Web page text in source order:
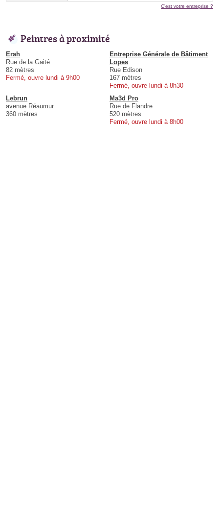
C'est votre entreprise ?
Peintres à proximité
Erah
Rue de la Gaité
82 mètres
Fermé, ouvre lundi à 9h00
Entreprise Générale de Bâtiment
Lopes
Rue Edison
167 mètres
Fermé, ouvre lundi à 8h30
Lebrun
avenue Réaumur
360 mètres
Ma3d Pro
Rue de Flandre
520 mètres
Fermé, ouvre lundi à 8h00